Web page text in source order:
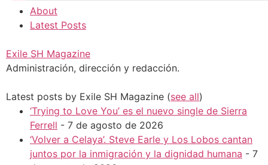
About
Latest Posts
Exile SH Magazine
Administración, dirección y redacción.
Latest posts by Exile SH Magazine (see all)
‘Trying to Love You’ es el nuevo single de Sierra
Ferrell - 7 de agosto de 2026
‘Volver a Celaya’. Steve Earle y Los Lobos cantan
juntos por la inmigración y la dignidad humana - 7